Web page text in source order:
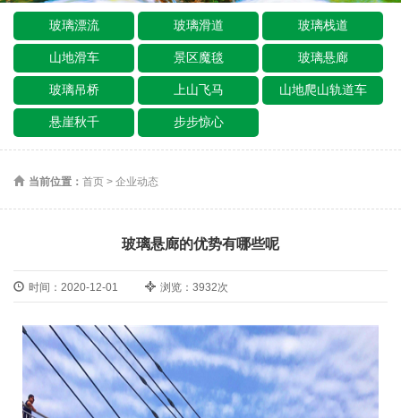
玻璃漂流 玻璃滑道 玻璃栈道
山地滑车 景区魔毯 玻璃悬廊
玻璃吊桥 上山飞马 山地爬山轨道车
悬崖秋千 步步惊心
当前位置： 首页 > 企业动态
玻璃悬廊的优势有哪些呢
时间：2020-12-01 浏览：3932次